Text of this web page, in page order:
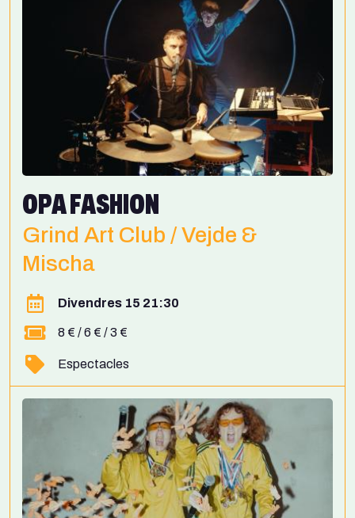
OPA FASHION
Grind Art Club / Vejde &
Mischa
Divendres 15 21:30
8 € / 6 € / 3 €
Espectacles